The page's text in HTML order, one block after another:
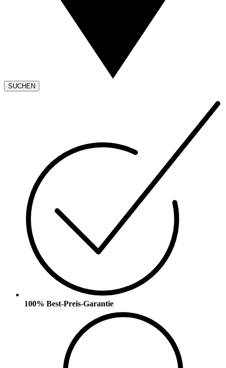
SUCHEN
100% Best-Preis-Garantie